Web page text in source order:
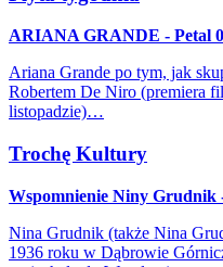
ARIANA GRANDE - Petal
Ariana Grande po tym, jak
Robertem De Niro (premiera
listopadzie)…
Trochę Kultury
Wspomnienie Niny Grudnik
Nina Grudnik (także Nina
1936 roku w Dąbrowie